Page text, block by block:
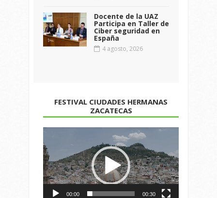
Docente de la UAZ
Participa en Taller de
Ciber seguridad en
España
4 agosto, 2026
FESTIVAL CIUDADES HERMANAS
ZACATECAS
de
vídeo
00:00 00:30